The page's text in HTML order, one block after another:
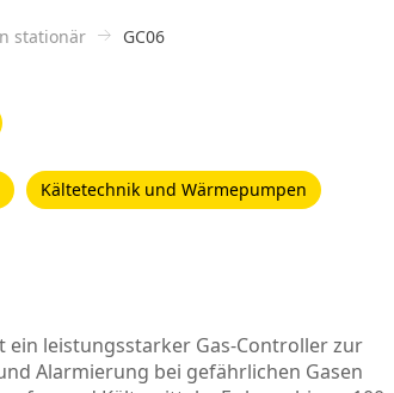
stationär GC06
Kältetechnik und Wärmepumpen
ein leistungsstarker Gas-Controller zur
Alarmierung bei gefährlichen Gasen